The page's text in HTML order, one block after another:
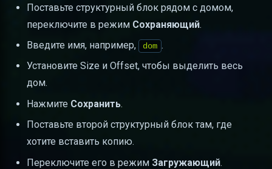
Поставьте структурный блок рядом с домом,
переключите в режим Сохраняющий.
Введите имя, например,
dom .
Установите Size и Offset, чтобы выделить весь
дом.
Нажмите Сохранить.
Поставьте второй структурный блок там, где
хотите вставить копию.
Переключите его в режим Загружающий.